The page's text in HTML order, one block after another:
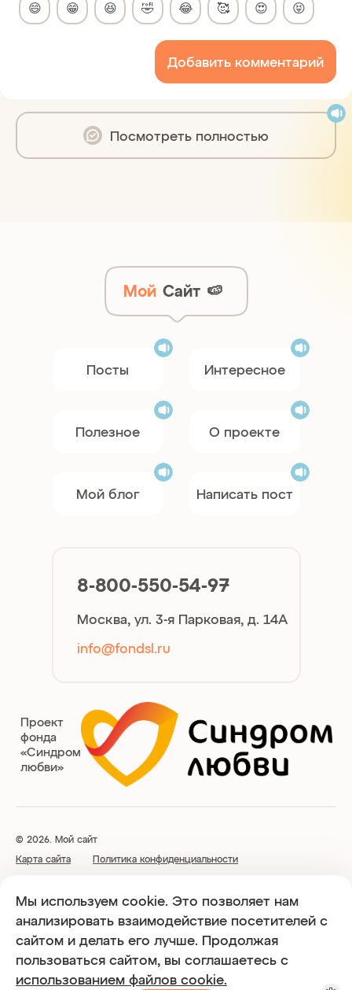
😄 😁 😆 🤣 😂 🥰 😍 😝
Добавить комментарий
Посмотреть полностью
Мой Сайт 🍉
Посты Интересное
Полезное О проекте
Мой блог Написать пост
8-800-550-54-97
Москва, ул. 3-я Парковая, д. 14А
info@fondsl.ru
Проект
фонда
«Синдром
любви»
© 2026. Мой сайт
Карта сайта
Политика конфиденциальности
Благотворительный Фонд поддержки людей с синдромом Дауна
«Синдром любви» свидетельство о гос. регистрации № 7714015577
от 14.06.2016 года, ОГРН 1167700059262, ИНН 7719449616
Использование любых материалов, размещённых на сайте,
разрешается при условии активной ссылки на sindromlubvi.ru
Мы используем cookie. Это позволяет нам
анализировать взаимодействие посетителей с
сайтом и делать его лучше. Продолжая
пользоваться сайтом, вы соглашаетесь с
использованием файлов cookie.